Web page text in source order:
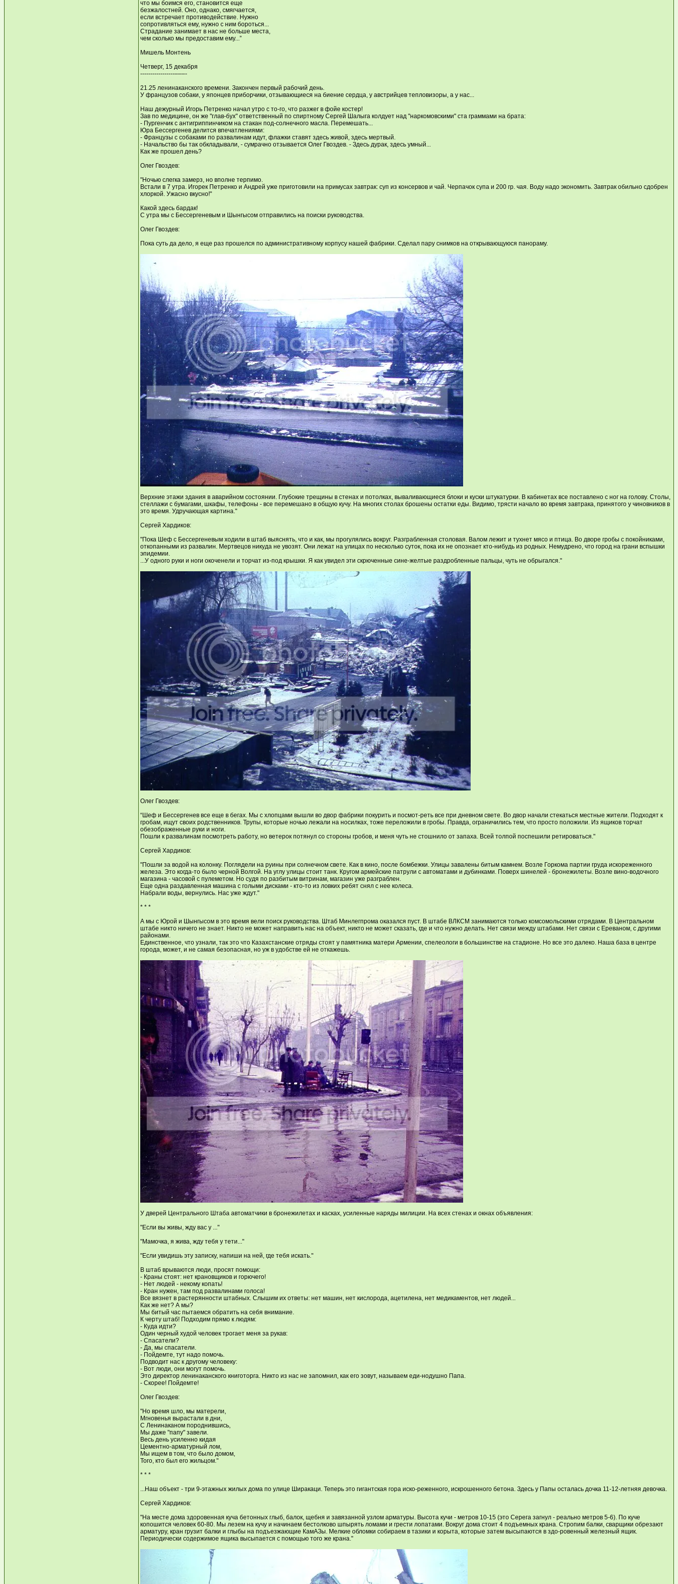
что мы боимся его, становится еще
безжалостней. Оно, однако, смягчается,
если встречает противодействие. Нужно
сопротивляться ему, нужно с ним бороться...
Страдание занимает в нас не больше места,
чем сколько мы предоставим ему...”
Мишель Монтень
Четверг, 15 декабря
-----------------–––-
21.25 ленинаканского времени. Закончен первый рабочий день.
У французов собаки, у японцев приборчики, отзывающиеся на биение сердца, у австрийцев тепловизоры, а у нас...
Наш дежурный Игорь Петренко начал утро с то-го, что разжег в фойе костер!
Зав по медицине, он же "глав-бух" ответственный по спиртному Сергей Шалыга колдует над "наркомовскими" ста граммами на брата:
- Пургенчик с антигриппинчиком на стакан под-солнечного масла. Перемешать...
Юра Бессергенев делится впечатлениями:
- Французы с собаками по развалинам идут, флажки ставят здесь живой, здесь мертвый.
- Начальство бы так обкладывали, - сумрачно отзывается Олег Гвоздев. - Здесь дурак, здесь умный...
Как же прошел день?
Олег Гвоздев:
"Ночью слегка замерз, но вполне терпимо.
Встали в 7 утра. Игорек Петренко и Андрей уже приготовили на примусах завтрак: суп из консервов и чай. Черпачок супа и 200 гр. чая. Воду надо экономить. Завтрак обильно сдобрен
хлоркой. Ужасно вкусно!"
Какой здесь бардак!
С утра мы с Бессергеневым и Шынгысом отправились на поиски руководства.
Олег Гвоздев:
Пока суть да дело, я еще раз прошелся по административному корпусу нашей фабрики. Сделал пару снимков на открывающуюся панораму.
Верхние этажи здания в аварийном состоянии. Глубокие трещины в стенах и потолках, вываливающиеся блоки и куски штукатурки. В кабинетах все поставлено с ног на голову. Столы,
стеллажи с бумагами, шкафы, телефоны - все перемешано в общую кучу. На многих столах брошены остатки еды. Видимо, трясти начало во время завтрака, принятого у чиновников в
это время. Удручающая картина."
Сергей Хардиков:
"Пока Шеф с Бессергеневым ходили в штаб выяснять, что и как, мы прогулялись вокруг. Разграбленная столовая. Валом лежит и тухнет мясо и птица. Во дворе гробы с покойниками,
откопанными из развалин. Мертвецов никуда не увозят. Они лежат на улицах по несколько суток, пока их не опознает кто-нибудь из родных. Немудрено, что город на грани вспышки
эпидемии.
...У одного руки и ноги окоченели и торчат из-под крышки. Я как увидел эти скрюченные сине-желтые раздробленные пальцы, чуть не обрыгался."
Олег Гвоздев:
“Шеф и Бессергенев все еще в бегах. Мы с хлопцами вышли во двор фабрики покурить и посмот-реть все при дневном свете. Во двор начали стекаться местные жители. Подходят к
гробам, ищут своих родственников. Трупы, которые ночью лежали на носилках, тоже переложили в гробы. Правда, ограничились тем, что просто положили. Из ящиков торчат
обезображенные руки и ноги.
Пошли к развалинам посмотреть работу, но ветерок потянул со стороны гробов, и меня чуть не стошнило от запаха. Всей толпой поспешили ретироваться."
Сергей Хардиков:
"Пошли за водой на колонку. Поглядели на руины при солнечном свете. Как в кино, после бомбежки. Улицы завалены битым камнем. Возле Горкома партии груда искореженного
железа. Это когда-то было черной Волгой. На углу улицы стоит танк. Кругом армейские патрули с автоматами и дубинками. Поверх шинелей - бронежилеты. Возле вино-водочного
магазина - часовой с пулеметом. Но судя по разбитым витринам, магазин уже разграблен.
Еще одна раздавленная машина с голыми дисками - кто-то из ловких ребят снял с нее колеса.
Набрали воды, вернулись. Нас уже ждут."
* * *
А мы с Юрой и Шынгысом в это время вели поиск руководства. Штаб Минлегпрома оказался пуст. В штабе ВЛКСМ занимаются только комсомольскими отрядами. В Центральном
штабе никто ничего не знает. Никто не может направить нас на объект, никто не может сказать, где и что нужно делать. Нет связи между штабами. Нет связи с Ереваном, с другими
районами.
Единственное, что узнали, так это что Казахстанские отряды стоят у памятника матери Армении, спелеологи в большинстве на стадионе. Но все это далеко. Наша база в центре
города, может, и не самая безопасная, но уж в удобстве ей не откажешь.
У дверей Центрального Штаба автоматчики в бронежилетах и касках, усиленные наряды милиции. На всех стенах и окнах объявления:
"Если вы живы, жду вас у ..."
"Мамочка, я жива, жду тебя у тети..."
"Если увидишь эту записку, напиши на ней, где тебя искать."
В штаб врываются люди, просят помощи:
- Краны стоят: нет крановщиков и горючего!
- Нет людей - некому копать!
- Кран нужен, там под развалинами голоса!
Все вязнет в растерянности штабных. Слышим их ответы: нет машин, нет кислорода, ацетилена, нет медикаментов, нет людей...
Как же нет? А мы?
Мы битый час пытаемся обратить на себя внимание.
К черту штаб! Подходим прямо к людям:
- Куда идти?
Один черный худой человек трогает меня за рукав:
- Спасатели?
- Да, мы спасатели.
- Пойдемте, тут надо помочь.
Подводит нас к другому человеку:
- Вот люди, они могут помочь.
Это директор ленинаканского книготорга. Никто из нас не запомнил, как его зовут, называем еди-нодушно Папа.
- Скорее! Пойдемте!
Олег Гвоздев:
"Но время шло, мы матерели,
Мгновенья вырастали в дни,
С Ленинаканом породнившись,
Мы даже "папу" завели.
Весь день усиленно кидая
Цементно-арматурный лом,
Мы ищем в том, что было домом,
Того, кто был его жильцом."
* * *
...Наш объект - три 9-этажных жилых дома по улице Ширакаци. Теперь это гигантская гора иско-реженного, искрошенного бетона. Здесь у Папы осталась дочка 11-12-летняя девочка.
Сергей Хардиков:
"На месте дома здоровенная куча бетонных глыб, балок, щебня и завязанной узлом арматуры. Высота кучи - метров 10-15 (это Серега загнул - реально метров 5-6). По куче
копошится человек 60-80. Мы лезем на кучу и начинаем бестолково шпырять ломами и грести лопатами. Вокруг дома стоит 4 подъемных крана. Стропим балки, сварщики обрезают
арматуру, кран грузит балки и глыбы на подъезжающие КамАЗы. Мелкие обломки собираем в тазики и корыта, которые затем высыпаются в здо-ровенный железный ящик.
Периодически содержимое ящика высыпается с помощью того же крана."